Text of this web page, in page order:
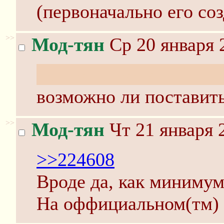
(первоначально его
>> Мод-тян Ср 20 января
возможно ли
>> Мод-тян Чт 21 января
>>224608
Вроде да, как
На оффициальном(тм)